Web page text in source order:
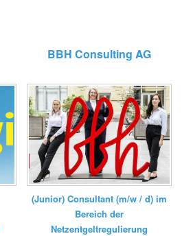
BBH Consulting AG
(Junior) Consultant (m/w / d) im
Bereich der
Netzentgeltregulierung